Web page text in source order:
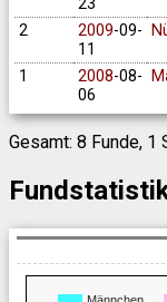
23
2
2009-09-
11
1
2008-08-
06
Gesamt: 8 Funde,